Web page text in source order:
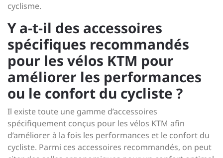
cyclisme.
Y a-t-il des accessoires
spécifiques recommandés
pour les vélos KTM pour
améliorer les performances
ou le confort du cycliste ?
Il existe toute une gamme d’accessoires
spécifiquement conçus pour les vélos KTM afin
d’améliorer à la fois les performances et le confort du
cycliste. Parmi ces accessoires recommandés, on peut